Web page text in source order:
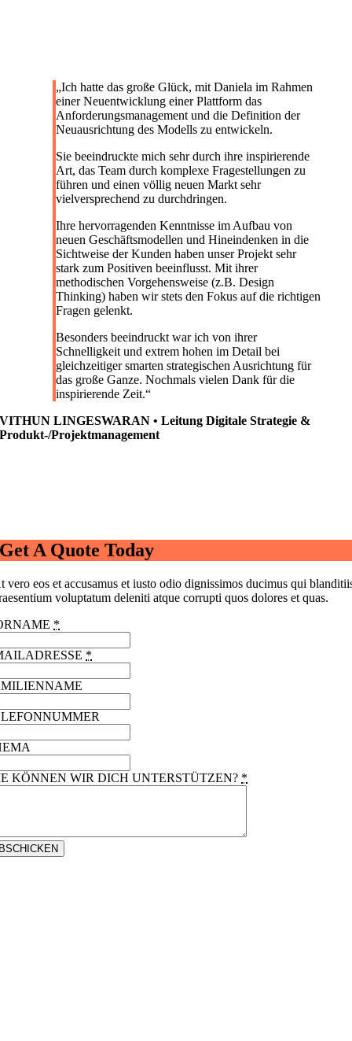
„Ich hatte das große Glück, mit Daniela im Rahmen
einer Neuentwicklung einer Plattform das
Anforderungsmanagement und die Definition der
Neuausrichtung des Modells zu entwickeln.
Sie beeindruckte mich sehr durch ihre inspirierende
Art, das Team durch komplexe Fragestellungen zu
führen und einen völlig neuen Markt sehr
vielversprechend zu durchdringen.
Ihre hervorragenden Kenntnisse im Aufbau von
neuen Geschäftsmodellen und Hineindenken in die
Sichtweise der Kunden haben unser Projekt sehr
stark zum Positiven beeinflusst. Mit ihrer
methodischen Vorgehensweise (z.B. Design
Thinking) haben wir stets den Fokus auf die richtigen
Fragen gelenkt.
Besonders beeindruckt war ich von ihrer
Schnelligkeit und extrem hohen im Detail bei
gleichzeitiger smarten strategischen Ausrichtung für
das große Ganze. Nochmals vielen Dank für die
inspirierende Zeit.“
VITHUN LINGESWARAN • Leitung Digitale Strategie &
Produkt-/Projektmanagement
Get A Quote Today
vero eos et accusamus et iusto odio dignissimos ducimus qui
voluptatum deleniti atque corrupti quos dolores et quas.
*
*
KÖNNEN WIR DICH UNTERSTÜTZEN? *